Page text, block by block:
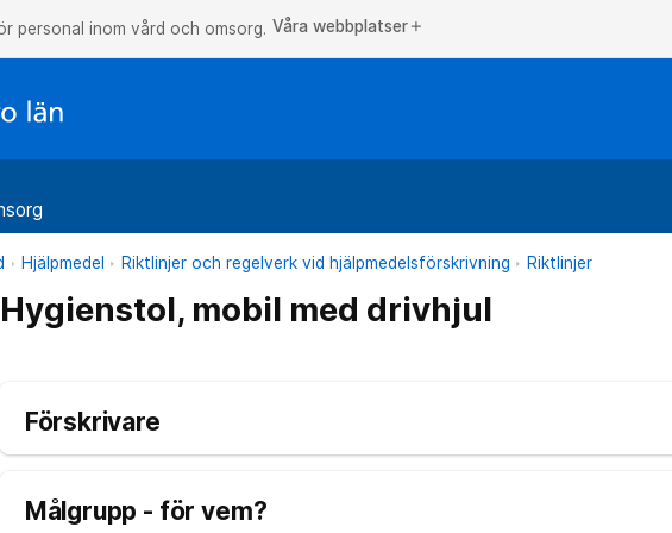
personal inom vård och omsorg. Våra webbplatser add
Hjälpmedel Riktlinjer och regelverk vid hjälpmedelsförskrivning Riktlinjer
Hygienstol, mobil med drivhjul
Förskrivare
Målgrupp - för vem?